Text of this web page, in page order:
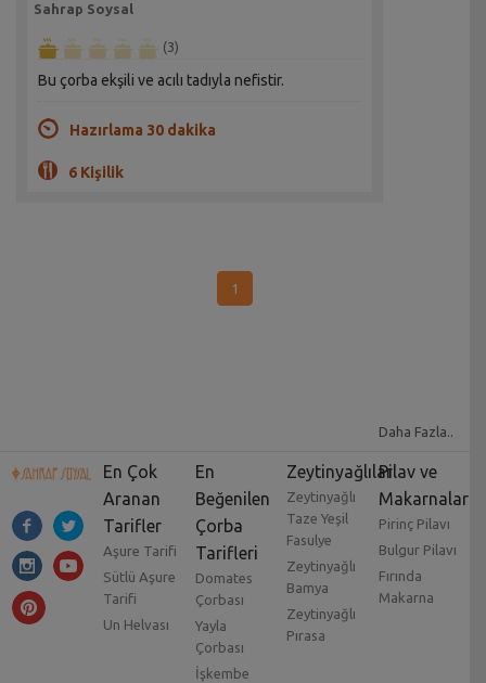
Sahrap Soysal
(3)
Bu çorba ekşili ve acılı tadıyla nefistir.
Hazırlama 30 dakika
6 Kişilik
1
Daha Fazla..
En Çok
Aranan
Tarifler
Aşure Tarifi
Sütlü Aşure
Tarifi
Un Helvası
En
Beğenilen
Çorba
Tarifleri
Domates
Çorbası
Yayla
Çorbası
İşkembe
Zeytinyağlılar
Zeytinyağlı
Taze Yeşil
Fasulye
Zeytinyağlı
Bamya
Zeytinyağlı
Pırasa
Pilav ve
Makarnalar
Pirinç Pilavı
Bulgur Pilavı
Fırında
Makarna